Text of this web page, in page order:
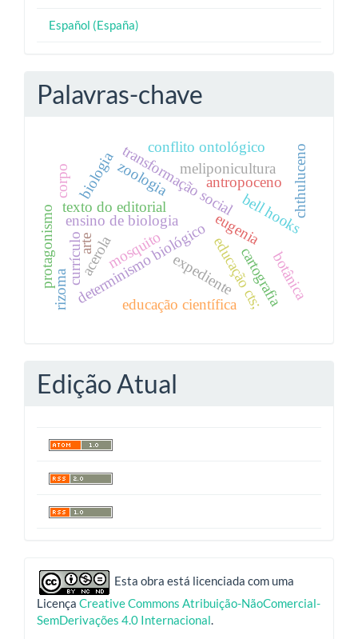
Español (España)
Palavras-chave
texto do editorial
eugenia
ensino de biologia
determinismo biológico
transformação socialantropoceno
expedienteeducação cts;
educação científica
bell hooks
protagonismo
biologia
mosquito
conflito ontológico chthuluceno
cartografiabotânica
currículoacerola
meliponicultura
zoologia
rizoma
arte
corpo
Edição Atual
indexadoresEsta obra está licenciada com uma
Licença Creative Commons Atribuição-NãoComercial-
SemDerivações 4.0 Internacional